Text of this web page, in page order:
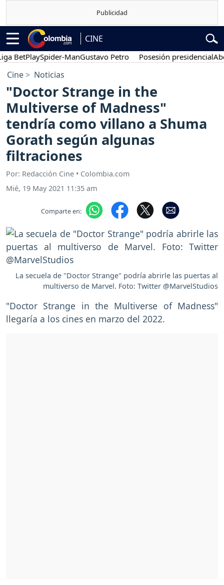
CINE
Spider-ManGustavo Petro Posesión presidencial
Cine Noticias
"Doctor Strange in the
Multiverse of Madness"
tendría como villano a Shuma
Gorath según algunas
filtraciones
Por: Redacción Cine • Colombia.com
Mié, 19 May 2021 11:35 am
Comparte en:
La secuela de "Doctor Strange" podría abrirle las puertas al
multiverso de Marvel. Foto: Twitter @MarvelStudios
"Doctor Strange in the Multiverse of Madness"
llegaría a los cines en marzo del 2022.